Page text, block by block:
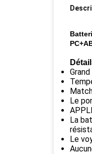
Le
La
Le